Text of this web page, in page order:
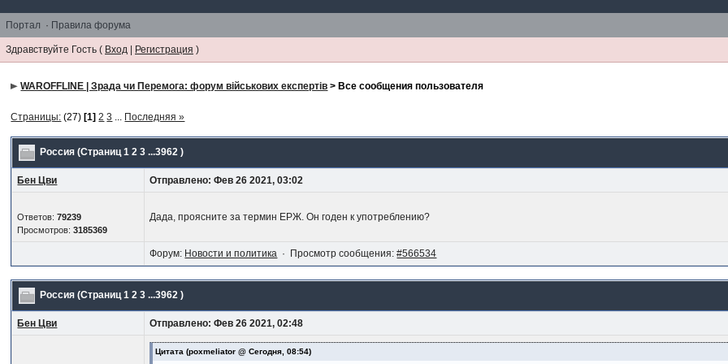
Портал · Правила форума
Здравствуйте Гость ( Вход Регистрация )
WAROFFLINE | Зрада чи Перемога: форум військових експертів > Все сообщения пользователя
Страницы: (27) [1] 2 3 ... Последняя »
Россия (Страниц123...3962)
Бен Цви Отправлено: Фев 26 2021, 03:02
Ответов:79239
Просмотров:3185369
Дада, проясните за термин ЕРЖ. Он годен к употреблению?
Форум: Новости и политика · Просмотр сообщения:#566534
Россия (Страниц123...3962)
Бен Цви Отправлено: Фев 26 2021, 02:48
Цитата (poxmeliator @ Сегодня, 08:54)